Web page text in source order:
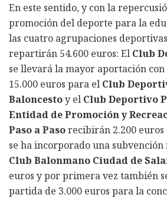
En este sentido, y con la
promoción del deporte para la
las cuatro agrupaciones
repartirán 54.600 euros: El Club
se llevará la mayor aportación con
15.000 euros para el Club
Baloncestoy el Club Deportivo
Entidad de Promoción y
Paso a Pasorecibirán 2.200 euros
se ha incorporado una
Club Balonmano Ciudad de
euros y por primera vez también
partida de 3.000 euros para la